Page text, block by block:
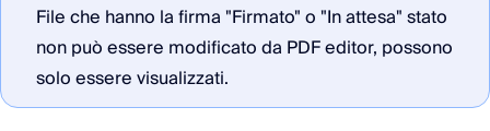
File che hanno la firma "Firmato" o "In attesa" stato
non può essere modificato da PDF editor, possono
solo essere visualizzati.